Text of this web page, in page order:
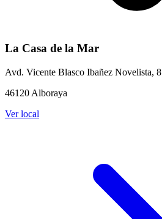
La Casa de la Mar
Avd. Vicente Blasco Ibañez Novelista, 8
46120 Alboraya
Ver local